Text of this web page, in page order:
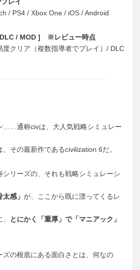
/ PS4 / Xbox One / iOS / Android
DLC / MOD ] ※レビュー時点
クリア（複数指導者でプレイ）/ DLC
……通称civは、大人気戦略シミュレー
その最新作であるcivilization 6だ。
リーズの、それも戦略シミュレーシ
太感」 が、ここから既に漂ってくるレ
とにかく「重厚」で「マニアック」
ズの根底にある面白さとは、何なの